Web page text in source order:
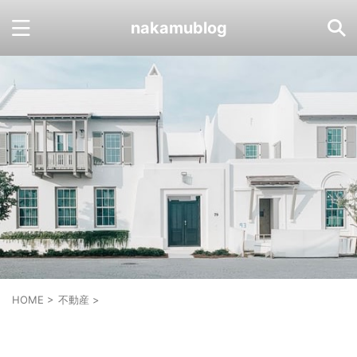
nakamublog
HOME > 不動産 >